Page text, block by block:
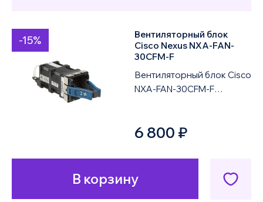
-15%
Вентиляторный блок
Cisco Nexus NXA-FAN-
30CFM-F
Вентиляторный блок Cisco
NXA-FAN-30CFM-F
оборудование Cisco Nexus
6 800 ₽
В корзину